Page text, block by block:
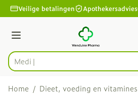
Ga naar de inhoud
1 van 1
Veilige betalingen Apothekersadvies
Menu
Product, merk, categorie...
Vi
Home / Dieet, voeding en vitamines